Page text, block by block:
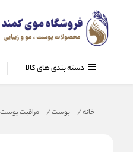
دسته بندی های کالا
خانه/ پوست/ مراقبت